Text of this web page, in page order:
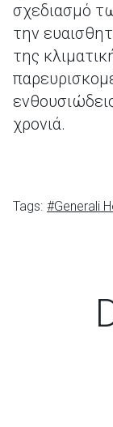
σχεδιασμό
την
της
χρονιά.
Tags: #Generali